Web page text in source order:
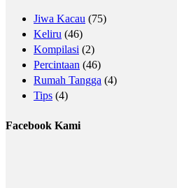
Jiwa Kacau (75)
Keliru (46)
Kompilasi (2)
Percintaan (46)
Rumah Tangga (4)
Tips (4)
Facebook Kami